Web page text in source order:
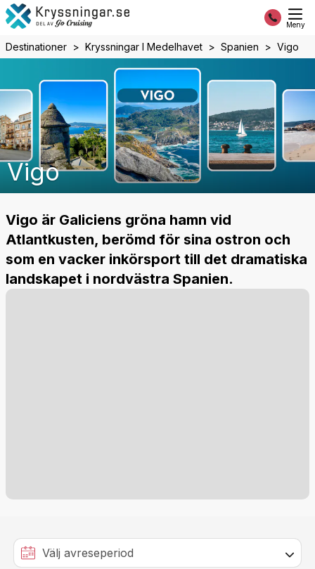
Meny
Destinationer Kryssningar I Medelhavet Spanien Vigo
Vigo
Vigo är Galiciens gröna hamn vid
Atlantkusten, berömd för sina ostron och
som en vacker inkörsport till det dramatiska
landskapet i nordvästra Spanien.